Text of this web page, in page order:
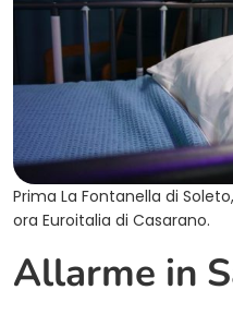
Prima La Fontanella di
ora Euroitalia di Casarano.
Allarme in